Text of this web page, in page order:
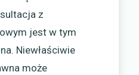
z
jest w tym
Niewłaściwie
może